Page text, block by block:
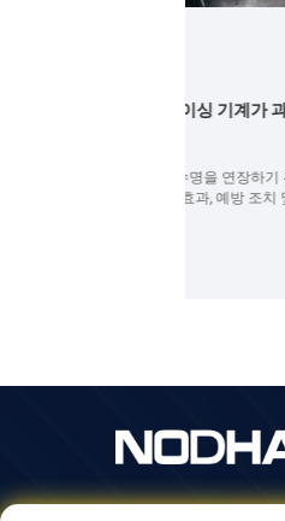
항공우주
궤도 절단
우주 응용